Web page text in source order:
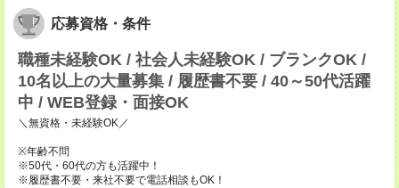
応募資格・条件
職種未経験OK / 社会人未経験OK / ブランクOK /
10名以上の大量募集 / 履歴書不要 / 40～50代活躍
中 / WEB登録・面接OK
＼無資格・未経験OK／
※年齢不問
※50代・60代の方も活躍中！
※履歴書不要・来社不要で電話相談もOK！